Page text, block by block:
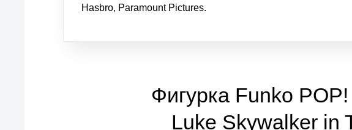
Hasbro, Paramount Pictures.
Фигурка Funko
Luke Skywalker in